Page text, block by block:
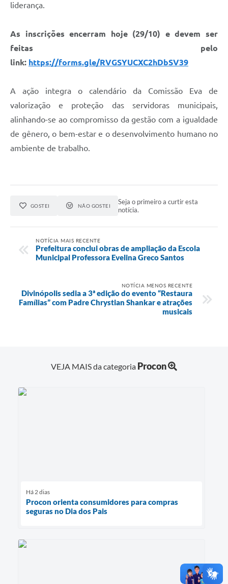
liderança.
As inscrições encerram hoje (29/10) e devem ser
feitas pelo
link: https://forms.gle/RVGSYUCXC2hDbSV39
A ação integra o calendário da Comissão Eva de
valorização e proteção das servidoras municipais,
alinhando-se ao compromisso da gestão com a igualdade
de gênero, o bem-estar e o desenvolvimento humano no
ambiente de trabalho.
GOSTEI NÃO GOSTEI
Seja o primeiro a curtir esta
notícia.
NOTÍCIA MAIS RECENTE
Prefeitura conclui obras de ampliação da Escola
Municipal Professora Evelina Greco Santos
NOTÍCIA MENOS RECENTE
Divinópolis sedia a 3ª edição do evento “Restaura
Famílias” com Padre Chrystian Shankar e atrações
musicais
VEJA MAIS da categoria Procon
Há 2 dias
Procon orienta consumidores para compras
seguras no Dia dos Pais